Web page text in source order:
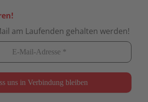
am Laufenden gehalten werden!